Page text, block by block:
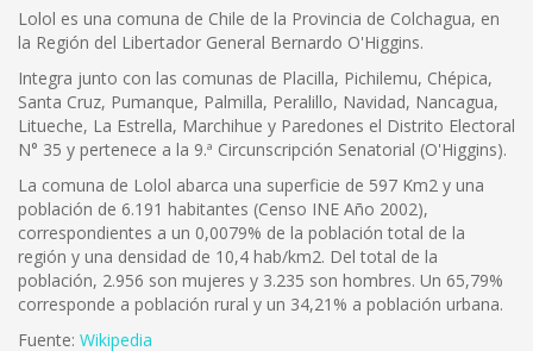
Lolol es una comuna de Chile de la Provincia de Colchagua, en
la Región del Libertador General Bernardo O'Higgins.
Integra junto con las comunas de Placilla, Pichilemu, Chépica,
Santa Cruz, Pumanque, Palmilla, Peralillo, Navidad, Nancagua,
Litueche, La Estrella, Marchihue y Paredones el Distrito Electoral
N° 35 y pertenece a la 9.ª Circunscripción Senatorial (O'Higgins).
La comuna de Lolol abarca una superficie de 597 Km2 y una
población de 6.191 habitantes (Censo INE Año 2002),
correspondientes a un 0,0079% de la población total de la
región y una densidad de 10,4 hab/km2. Del total de la
población, 2.956 son mujeres y 3.235 son hombres. Un 65,79%
corresponde a población rural y un 34,21% a población urbana.
Fuente: Wikipedia